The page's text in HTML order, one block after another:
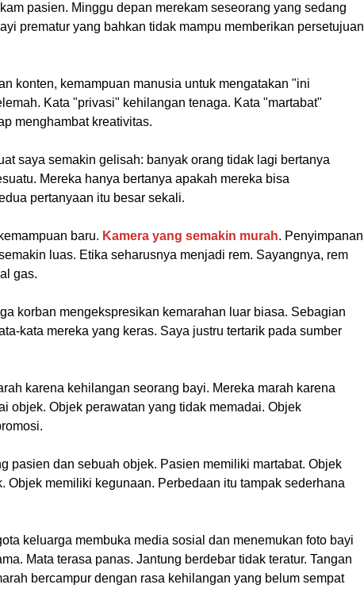
pasien. Minggu depan merekam seseorang yang sedang
prematur yang bahkan tidak mampu memberikan persetujuan
konten, kemampuan manusia untuk mengatakan "ini
Kata "privasi" kehilangan tenaga. Kata "martabat"
menghambat kreativitas.
saya semakin gelisah: banyak orang tidak lagi bertanya
Mereka hanya bertanya apakah mereka bisa
pertanyaan itu besar sekali.
baru. Kamera yang semakin murah. Penyimpanan
luas. Etika seharusnya menjadi rem. Sayangnya, rem
gas.
korban mengekspresikan kemarahan luar biasa. Sebagian
kata mereka yang keras. Saya justru tertarik pada sumber
karena kehilangan seorang bayi. Mereka marah karena
objek. Objek perawatan yang tidak memadai. Objek
pasien dan sebuah objek. Pasien memiliki martabat. Objek
Objek memiliki kegunaan. Perbedaan itu tampak sederhana
keluarga membuka media sosial dan menemukan foto bayi
Mata terasa panas. Jantung berdebar tidak teratur. Tangan
bercampur dengan rasa kehilangan yang belum sempat